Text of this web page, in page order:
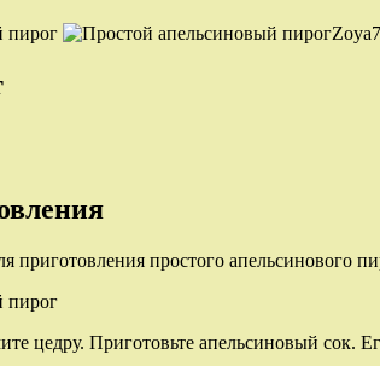
приготовления простого апельсинового
цедру. Приготовьте апельсиновый сок.